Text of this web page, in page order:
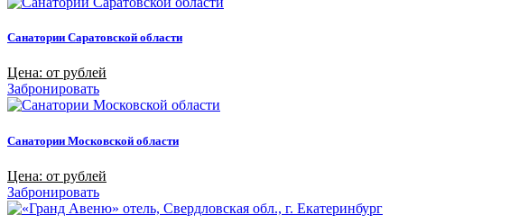
Санатории Саратовской области
Цена: от рублей
Забронировать
Санатории Московской области
Цена: от рублей
Забронировать